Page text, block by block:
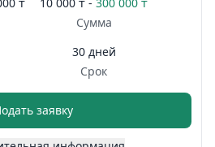
Сумма
30 дней
Срок
заявку